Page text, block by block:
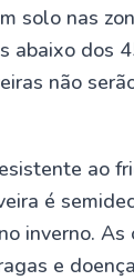
solo nas
abaixo dos
não
ao
é
inverno.
e